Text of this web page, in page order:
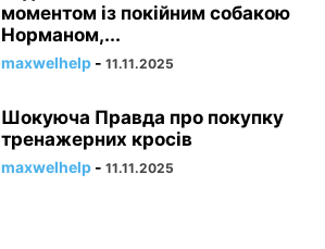
моментом із покійним собакою
Норманом,...
maxwelhelp - 11.11.2025
Шокуюча Правда про покупку
тренажерних кросів
maxwelhelp - 11.11.2025